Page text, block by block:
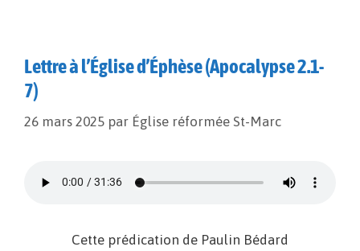
Lettre à l’Église d’Éphèse (Apocalypse 2.1-
7)
26 mars 2025 par Église réformée St-Marc
Cette prédication de Paulin Bédard